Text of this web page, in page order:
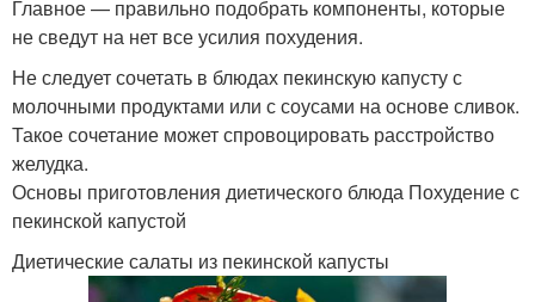
Главное — правильно подобрать компоненты, которые
не сведут на нет все усилия похудения.
Не следует сочетать в блюдах пекинскую капусту с
молочными продуктами или с соусами на основе сливок.
Такое сочетание может спровоцировать расстройство
желудка.
Основы приготовления диетического блюда Похудение с
пекинской капустой
Диетические салаты из пекинской капусты